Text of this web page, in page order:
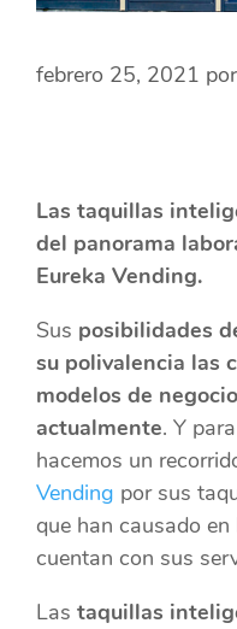
febrero 25, 2021 por
Las taquillas
del panorama
Eureka Vending.
Sus posibilidades
su polivalencia las
modelos de
actualmente. Y
hacemos un
Vending por sus
que han causado
cuentan con sus
Las taquillas